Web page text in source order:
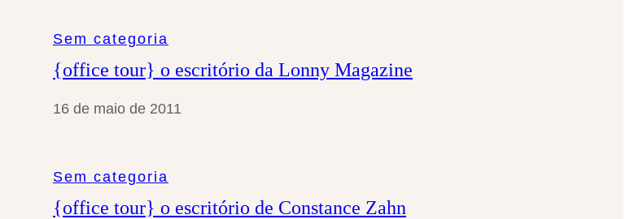
Sem categoria
{office tour} o escritório da Lonny Magazine
16 de maio de 2011
Sem categoria
{office tour} o escritório de Constance Zahn